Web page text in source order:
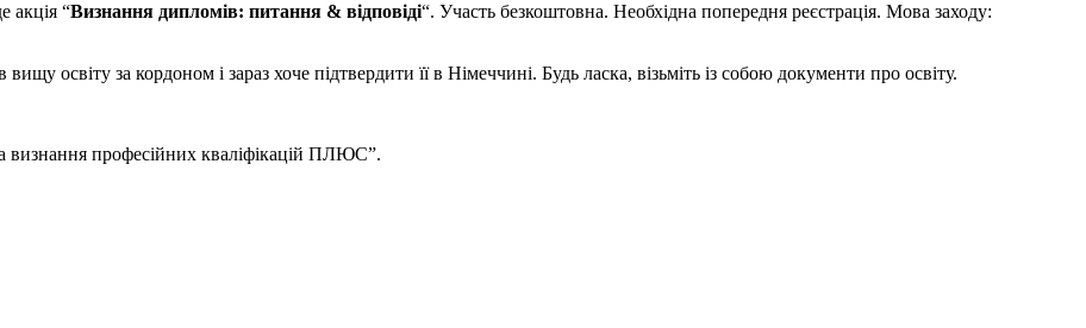
акція “Визнання дипломів: питання & відповіді“. Участь безкоштовна. Необхідна попередня реєстрація. Мова заходу:
освіту за кордоном і зараз хоче підтвердити її в Німеччині. Будь ласка, візьміть із собою документи про освіту.
визнання професійних кваліфікацій ПЛЮС”.